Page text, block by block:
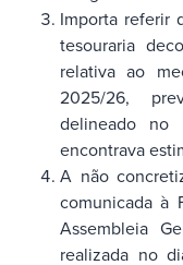
Importa referir
tesouraria
relativa ao
2025/26,
delineado
encontrava
A não
comunicada à
Assembleia
realizada no